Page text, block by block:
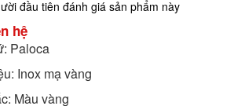
đầu tiên đánh giá sản phẩm này
hệ
Paloca
Inox mạ vàng
Màu vàng